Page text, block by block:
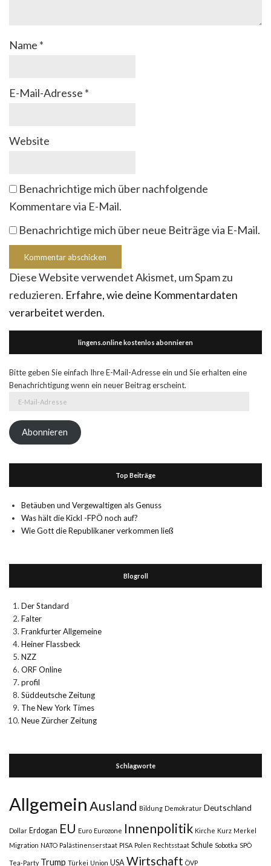
Name *
E-Mail-Adresse *
Website
Benachrichtige mich über nachfolgende
Kommentare via E-Mail.
Benachrichtige mich über neue Beiträge via E-Mail.
Diese Website verwendet Akismet, um Spam zu
reduzieren. Erfahre, wie deine Kommentardaten
verarbeitet werden.
lingens.online kostenlos abonnieren
Bitte geben Sie einfach Ihre E-Mail-Adresse ein und Sie erhalten eine
Benachrichtigung wenn ein neuer Beitrag erscheint.
Adresse
Abonnieren
Top Beiträge
Betäuben und Vergewaltigen als Genuss
Was hält die Kickl -FPÖ noch auf?
Wie Gott die Republikaner verkommen ließ
Blogroll
Der Standard
Falter
Frankfurter Allgemeine
Heiner Flassbeck
NZZ
ORF Online
profil
Süddeutsche Zeitung
The New York Times
Neue Zürcher Zeitung
Schlagworte
AllgemeinAusland Bildung Demokratur Deutschland
Dollar Erdogan EU Euro Eurozone Innenpolitik Kirche Kurz Merkel
Migration NATO Palästinenserstaat PISA Polen Rechtsstaat Schule Sobotka SPÖ
Tea-Party Trump Türkei Union USA Wirtschaft ÖVP